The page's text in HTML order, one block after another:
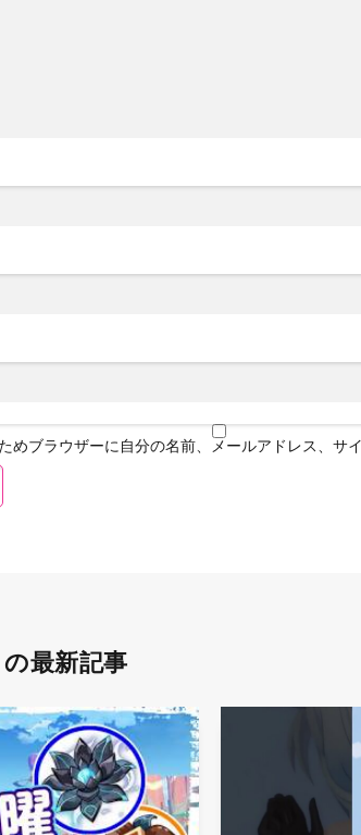
めブラウザーに自分の名前、メールアドレス、サイ
最新記事